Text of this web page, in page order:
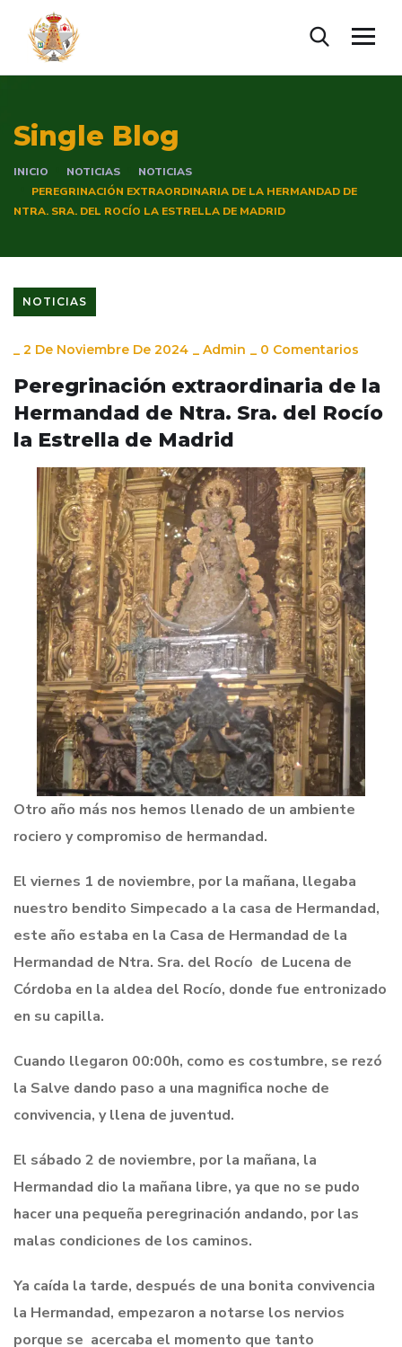
Single Blog
INICIO NOTICIAS
NOTICIAS
PEREGRINACIÓN EXTRAORDINARIA DE LA HERMANDAD DE
NTRA. SRA. DEL ROCÍO LA ESTRELLA DE MADRID
NOTICIAS
2 De Noviembre De 2024 Admin 0 Comentarios
Peregrinación extraordinaria de la
Hermandad de Ntra. Sra. del Rocío
la Estrella de Madrid
Otro año más nos hemos llenado de un ambiente
rociero y compromiso de hermandad.
El viernes 1 de noviembre, por la mañana, llegaba
nuestro bendito Simpecado a la casa de Hermandad,
este año estaba en la Casa de Hermandad de la
Hermandad de Ntra. Sra. del Rocío de Lucena de
Córdoba en la aldea del Rocío, donde fue entronizado
en su capilla.
Cuando llegaron 00:00h, como es costumbre, se rezó
la Salve dando paso a una magnifica noche de
convivencia, y llena de juventud.
El sábado 2 de noviembre, por la mañana, la
Hermandad dio la mañana libre, ya que no se pudo
hacer una pequeña peregrinación andando, por las
malas condiciones de los caminos.
Ya caída la tarde, después de una bonita convivencia
la Hermandad, empezaron a notarse los nervios
porque se acercaba el momento que tanto